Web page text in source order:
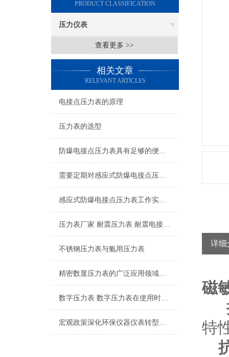
PRODUCT CLASSIFICATION
压力仪表
查看更多 >>
相关文章
RELEVANT ARTICLES
电接点压力表的原理
压力表的选型
防爆电接点压力表具有足够的便携性，方便操作人员进行测试和调整
需要定期对感应式防爆电接点压力表进行检修维护
感应式防爆电接点压力表工作实现的控制目的
压力表厂家 耐震压力表 耐震电接点压力表 隔膜压力表
不锈钢压力表与氨用压力表
精密数显压力表的广泛应用领域和使用时的注意事项
数字压力表 数字压力表在使用时应注意的地方
宏观政策深化环保仪器仪表转型发展
详细
磁
特